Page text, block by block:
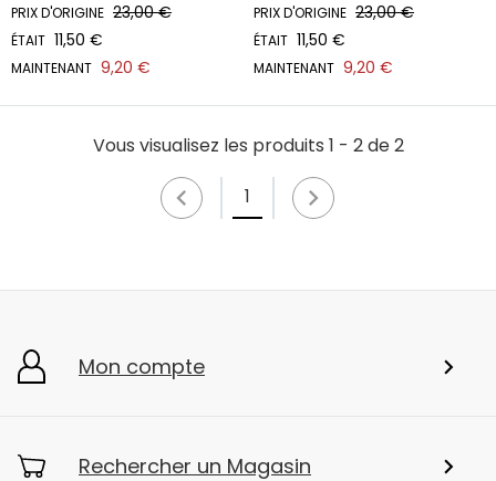
PRIX D'ORIGINE 23,00 €
ÉTAIT 11,50 €
MAINTENANT 9,20 €
PRIX D'ORIGINE 23,00 €
ÉTAIT 11,50 €
MAINTENANT 9,20 €
Vous visualisez les produits 1 - 2 de 2
1
Mon compte
Rechercher un Magasin